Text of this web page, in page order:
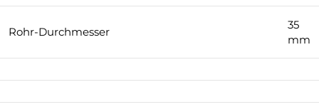
Rohr-Durchmesser
35
mm